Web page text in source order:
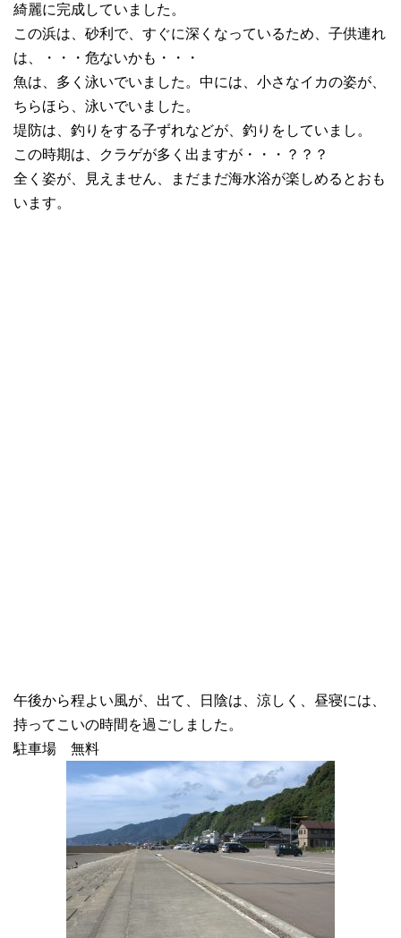
綺麗に完成していました。
この浜は、砂利で、すぐに深くなっているため、子供連れ
は、・・・危ないかも・・・
魚は、多く泳いでいました。中には、小さなイカの姿が、
ちらほら、泳いでいました。
堤防は、釣りをする子ずれなどが、釣りをしていまし。
この時期は、クラゲが多く出ますが・・・？？？
全く姿が、見えません、まだまだ海水浴が楽しめるとおも
います。
午後から程よい風が、出て、日陰は、涼しく、昼寝には、
持ってこいの時間を過ごしました。
駐車場 無料